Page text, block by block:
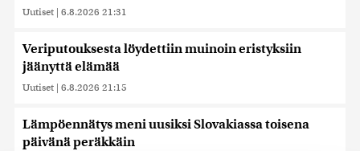
Uutiset | 6.8.2026 21:31
Veriputouksesta löydettiin muinoin eristyksiin
jäänyttä elämää
Uutiset | 6.8.2026 21:15
Lämpöennätys meni uusiksi Slovakiassa toisena
päivänä peräkkäin